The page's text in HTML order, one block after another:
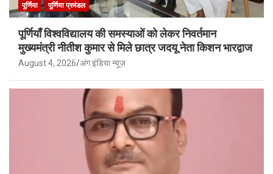
पूर्णिया पूर्णिया प्रमंडल
पूर्णियाँ विश्वविद्यालय की समस्याओं को लेकर निवर्तमान
मुख्यमंत्री नीतीश कुमार से मिले छात्र जदयू नेता किशन भारद्वाज
August 4, 2026 अंग इंडिया न्यूज़